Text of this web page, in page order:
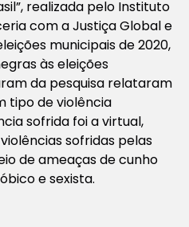
realizada pelo Instituto
com a Justiça Global e
municipais de 2020,
às eleições
da pesquisa relataram
tipo de violência
sofrida foi a virtual,
sofridas pelas
de ameaças de cunho
e sexista.